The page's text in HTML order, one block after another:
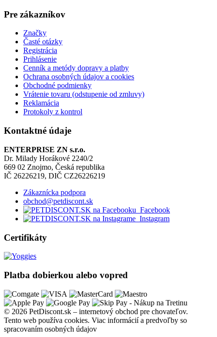
Pre zákazníkov
Značky
Časté otázky
Registrácia
Prihlásenie
Cenník a metódy dopravy a platby
Ochrana osobných údajov a cookies
Obchodné podmienky
Vrátenie tovaru (odstupenie od zmluvy)
Reklamácia
Protokoly z kontrol
Kontaktné údaje
ENTERPRISE ZN s.r.o.
Dr. Milady Horákové 2240/2
669 02 Znojmo, Česká republika
IČ 26226219, DIČ CZ26226219
Zákaznícka podpora
obchod@petdiscont.sk
Facebook
Instagram
Certifikáty
Platba dobierkou alebo vopred
© 2026 PetDiscont.sk – internetový obchod pre chovateľov.
Tento web používa cookies. Viac informácií a predvoľby so
spracovaním osobných údajov